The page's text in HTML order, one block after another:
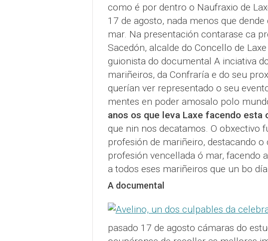
como é por dentro o Naufraxio de
17 de agosto, nada menos que
mar. Na presentación contarase ca
Sacedón, alcalde do Concello de Laxe
guionista do documental A inciativa
mariñeiros, da Confraría e do seu
querían ver representado o seu
mentes en poder amosalo polo
anos os que leva Laxe facendo esta
que nin nos decatamos. O obxectivo
profesión de mariñeiro, destacando
profesión vencellada ó mar, facendo
a todos eses mariñeiros que un bo
A documental
pasado 17 de agosto cámaras do